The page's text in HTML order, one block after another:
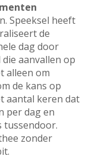
Speeksel heeft
de
dag door
aanvallen op
alleen om
de kans op
aantal keren dat
per dag en
tussendoor.
zonder